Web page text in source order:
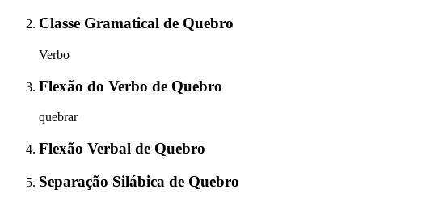
Classe Gramatical de Quebro
Verbo
Flexão do Verbo de Quebro
quebrar
Flexão Verbal de Quebro
Separação Silábica de Quebro